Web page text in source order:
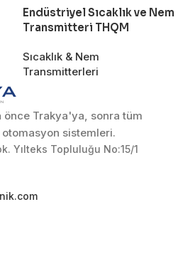
Endüstriyel Sıcaklık ve Nem
Transmitteri THQM
Sıcaklık & Nem
Transmitterleri
Trakya'ya, sonra tüm
sistemleri.
Yılteks Topluluğu No:15/1